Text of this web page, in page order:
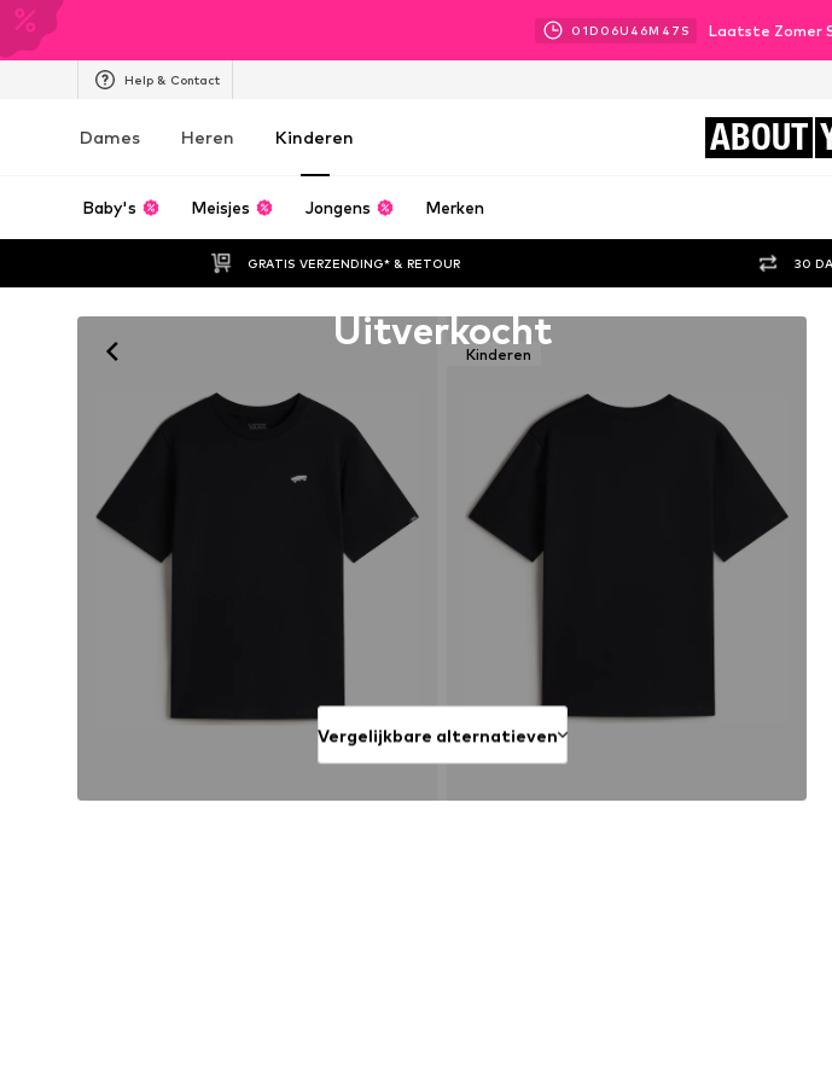
01D 06U 46M 45 S Laatste Zomer
Help & Contact
Dames Heren Kinderen ABOUT
Baby's Meisjes Jongens Merken
GRATIS VERZENDING* & RETOUR 30
Kinderen
Uitverkocht
Vergelijkbare alternatieven